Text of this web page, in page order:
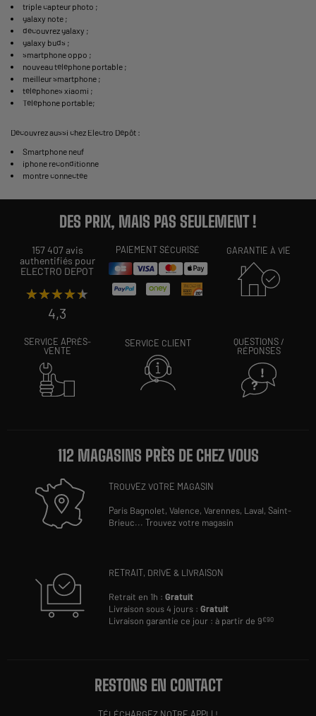
triple capteur photo ;
galaxy note ;
découvrez galaxy ;
galaxy buds ;
smartphone oppo ;
nouveau téléphone portable ;
meilleur smartphone ;
téléphones xiaomi ;
Téléphone portable;
Découvrez aussi chez Electro Dépôt :
Smartphone neuf
iphone reconditionne
montre connectée
DES PRIX, MAIS PAS SEULEMENT !
157 407 avis
authentifiés pour
ELECTRO DEPOT
★★★★★
★★★★★
4,3
PAIEMENT SÉCURISÉ GARANTIE À VIE
SERVICE APRÈS-
VENTE
SERVICE CLIENT
QUESTIONS /
RÉPONSES
112 MAGASINS PRÈS DE CHEZ VOUS
TROUVEZ VOTRE MAGASIN
Paris Bagnolet,Valence,Varennes, Laval,Saint-
Brieuc...Trouvez votre magasin
RETRAIT, DRIVE & LIVRAISON
Retrait en 1h :Gratuit
Livraison sous 4 jours :Gratuit
Livraison garantie ce jour : à partir de 9€90
RESTONS EN CONTACT
TÉLÉCHARGEZ NOTRE APPLI !